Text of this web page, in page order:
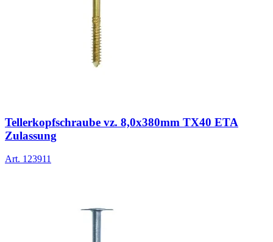
Tellerkopfschraube vz. 8,0x380mm TX40 ETA
Zulassung
Art. 123911